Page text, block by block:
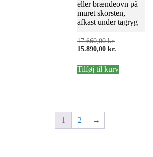
eller brændeovn på
muret skorsten,
afkast under tagryg
17.660,00kr.Den
oprindelige
var:
17.660,00 kr..
15.890,00 kr.Den
pris
er:
15.890,00 kr..
Tilføj til kurv
1 2 →